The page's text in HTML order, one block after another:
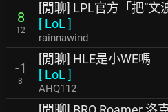
8
12
[閒聊] LPL官方「把“文
[ LoL ]
rainnawind
-1
8
[閒聊] HLE是小WE嗎
[ LoL ]
AHQ112